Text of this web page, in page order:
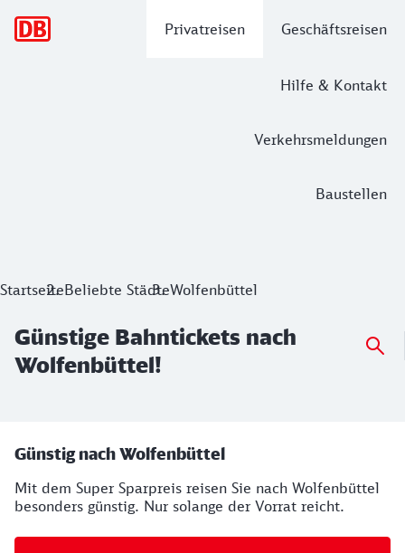
Privatreisen Geschäftsreisen
Hilfe & Kontakt
Verkehrsmeldungen
Baustellen
StartseiteBeliebte StädteWolfenbüttel
Günstige Bahntickets nach
Wolfenbüttel!
Ihre Buchungsmöglichkeiten
Günstig nach Wolfenbüttel
Mit dem Super Sparpreis reisen Sie nach Wolfenbüttel
besonders günstig. Nur solange der Vorrat reicht.